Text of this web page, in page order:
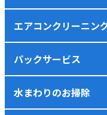
エアコンクリーニン
パックサービス
水まわりのお掃除